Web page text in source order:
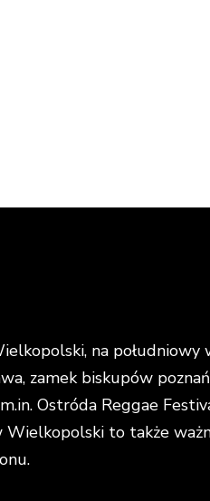
na południowy
zamek biskupów
Ostróda Reggae
to także